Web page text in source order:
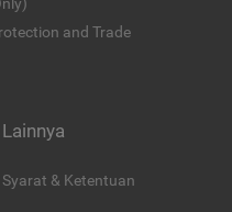
and Trade
Lainnya
Syarat & Ketentuan